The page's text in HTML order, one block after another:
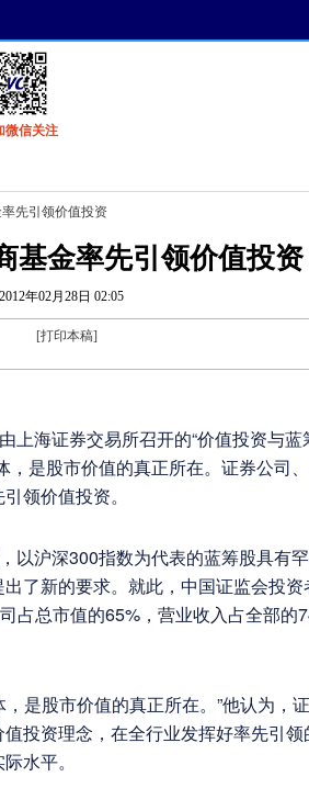
微信关注
先引领价值投资
基金率先引领价值投资
2012年02月28日 02:05
[打印本稿]
上海证券交易所召开的“价值投资与蓝
，是股市价值的真正所在。证券公司
领价值投资。
以沪深300指数为代表的蓝筹股具有
了新的要求。就此，中国证监会投资
占总市值的65%，营业收入占全部的
是股市价值的真正所在。”他认为，
投资理念，在全行业发挥好率先引领
水平。